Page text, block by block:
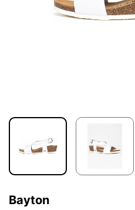
Bayton